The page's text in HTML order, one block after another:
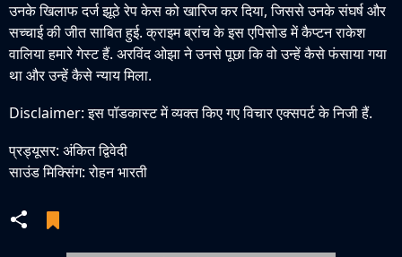
उनके खिलाफ दर्ज झूठे रेप केस को खारिज कर दिया, जिससे उनके संघर्ष और
सच्चाई की जीत साबित हुई. क्राइम ब्रांच के इस एपिसोड में कैप्टन राकेश
वालिया हमारे गेस्ट हैं. अरविंद ओझा ने उनसे पूछा कि वो उन्हें कैसे फंसाया गया
था और उन्हें कैसे न्याय मिला.
Disclaimer: इस पॉडकास्ट में व्यक्त किए गए विचार एक्सपर्ट के निजी हैं.
प्रड्यूसर: अंकित द्विवेदी
साउंड मिक्सिंग: रोहन भारती